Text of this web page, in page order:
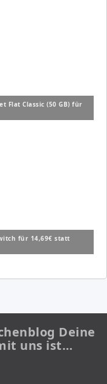
Flat Classic (50 GB) für
für 14,69€ statt
Deine
uns ist…